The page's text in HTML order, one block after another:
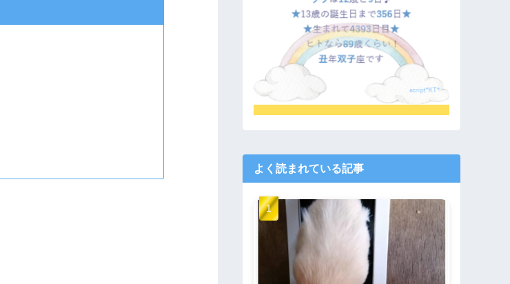
よく読まれている記事